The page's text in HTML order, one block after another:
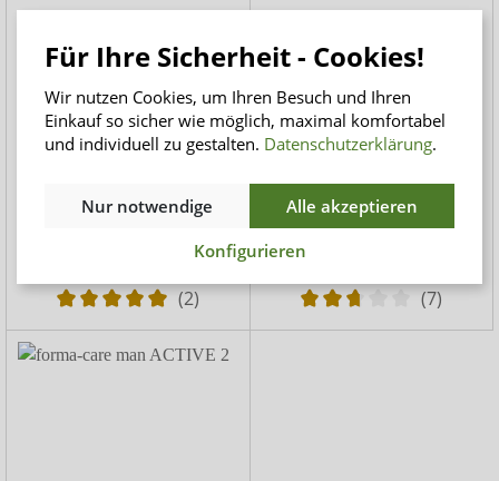
forma-care PREMIUM Dry
Slip Nacht
und Männer
(2)
forma-care Pants
Premium Dry Nacht
Pants zum Hineinschlüpfen
für die Nacht
(7)
Für Ihre Sicherheit - Cookies!
Wir nutzen Cookies, um Ihren Besuch und Ihren
Einkauf so sicher wie möglich, maximal komfortabel
und individuell zu gestalten. Datenschutzerklärung.
Nur notwendige
Alle akzeptieren
Konfigurieren